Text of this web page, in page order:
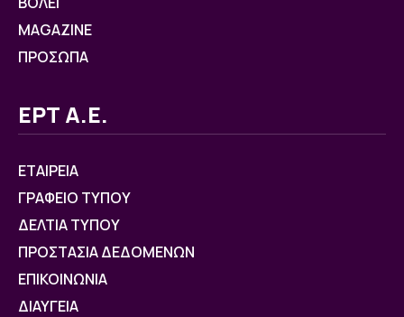
MAGAZINE
ΠΡΟΣΩΠΑ
ΕΡΤ Α.Ε.
ΕΤΑΙΡΕΙΑ
ΓΡΑΦΕΙΟ ΤΥΠΟΥ
ΔΕΛΤΙΑ ΤΥΠΟΥ
ΠΡΟΣΤΑΣΙΑ ΔΕΔΟΜΕΝΩΝ
ΕΠΙΚΟΙΝΩΝΙΑ
ΔΙΑΥΓΕΙΑ